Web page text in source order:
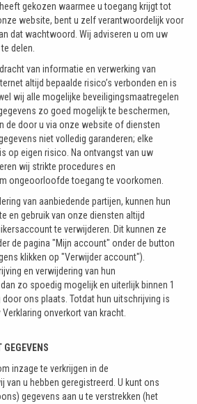
gekozen waarmee u toegang krijgt tot
website, bent u zelf verantwoordelijk voor
dat wachtwoord. Wij adviseren u om uw
delen.
van informatie en verwerking van
altijd bepaalde risico’s verbonden en is
wij alle mogelijke beveiligingsmaatregelen
zo goed mogelijk te beschermen,
de door u via onze website of diensten
niet volledig garanderen; elke
op eigen risico. Na ontvangst van uw
wij strikte procedures en
ongeoorloofde toegang te voorkomen.
van aanbiedende partijen, kunnen hun
en gebruik van onze diensten altijd
te verwijderen. Dit kunnen ze
de pagina "Mijn account" onder de button
klikken op "Verwijder account").
en verwijdering van hun
zo spoedig mogelijk en uiterlijk binnen 1
ons plaats. Totdat hun uitschrijving is
onverkort van kracht.
inzage te verkrijgen in de
van u hebben geregistreerd. U kunt ons
gegevens aan u te verstrekken (het